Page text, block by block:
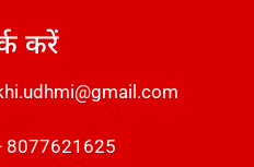
करें
8077621625